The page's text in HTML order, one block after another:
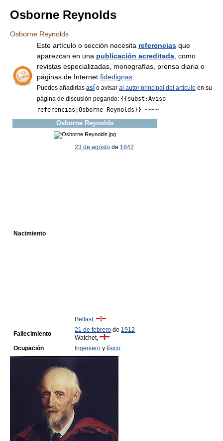
Osborne Reynolds
Osborne Reynolds
Este artículo o sección necesita referencias que
aparezcan en una publicación acreditada , como
revistas especializadas, monografías, prensa diaria o
páginas de Internet fidedignas
Puedes añadirlas así o avisar al autor principal del artículo en su
página de discusión pegando: {{subst:Aviso
referencias|Osborne Reynolds}} ~~~~
Osborne Reynolds
Nacimiento
23 de agosto de 1842
Belfast,
Fallecimiento
21 de febrero de 1912
Watchet,
Ocupación
Ingeniero yfísico